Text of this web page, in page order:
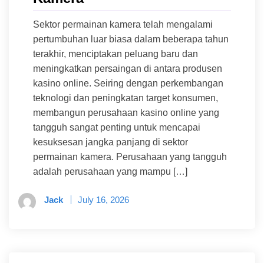
Sektor permainan kamera telah mengalami
pertumbuhan luar biasa dalam beberapa tahun
terakhir, menciptakan peluang baru dan
meningkatkan persaingan di antara produsen
kasino online. Seiring dengan perkembangan
teknologi dan peningkatan target konsumen,
membangun perusahaan kasino online yang
tangguh sangat penting untuk mencapai
kesuksesan jangka panjang di sektor
permainan kamera. Perusahaan yang tangguh
adalah perusahaan yang mampu […]
Jack July 16, 2026